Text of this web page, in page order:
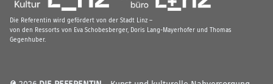
Die Referentin wird gefördert von der Stadt Linz –
von den Ressorts von Eva Schobesberger, Doris Lang-Mayerhofer und Thomas
Gegenhuber.